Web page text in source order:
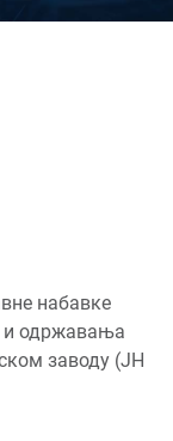
набавке
и одржавања
заводу (ЈН